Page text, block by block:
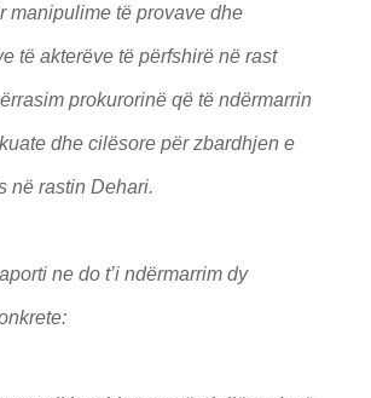
manipulime të provave dhe
të akterëve të përfshirë në rast
prokurorinë që të ndërmarrin
dhe cilësore për zbardhjen e
në rastin Dehari.
ne do t’i ndërmarrim dy